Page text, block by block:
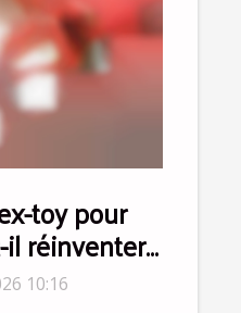
toy pour
réinventer
?
10:16